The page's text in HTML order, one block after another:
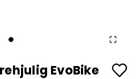
EvoBike